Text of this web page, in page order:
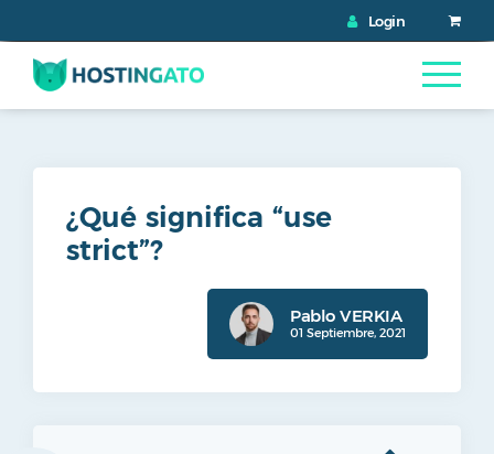
Login
¿Qué significa “use
strict”?
Pablo VERKIA
01 Septiembre, 2021